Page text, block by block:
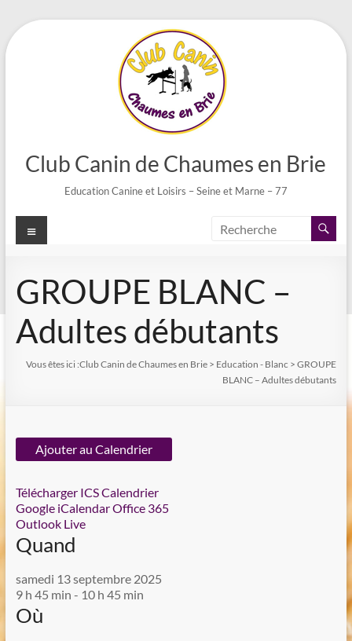
Aller
au
Club Canin de Chaumes en Brie
Education Canine et Loisirs – Seine et Marne – 77
Menu
GROUPE BLANC –
Adultes débutants
Vous êtes ici :Club Canin de Chaumes en Brie > Education - Blanc >GROUPE
BLANC – Adultes débutants
Ajouter au Calendrier
Télécharger ICSCalendrier
Google iCalendarOffice 365
Outlook Live
Quand
samedi 13 septembre 2025
9 h 45 min - 10 h 45 min
Où